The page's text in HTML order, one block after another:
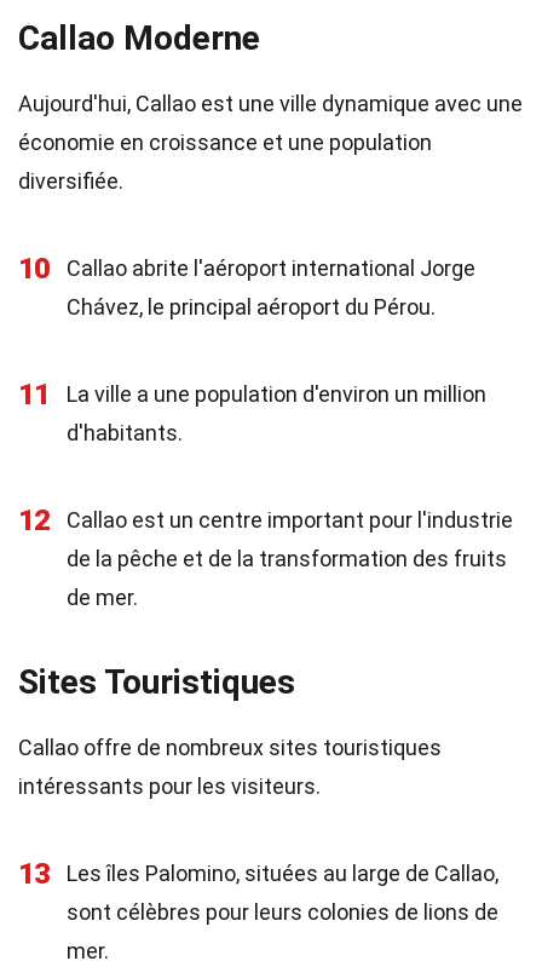
Callao Moderne
Aujourd'hui, Callao est une ville dynamique avec une
économie en croissance et une population
diversifiée.
10
Callao abrite l'aéroport international Jorge
Chávez, le principal aéroport du Pérou.
11
La ville a une population d'environ un million
d'habitants.
12
Callao est un centre important pour l'industrie
de la pêche et de la transformation des fruits
de mer.
Sites Touristiques
Callao offre de nombreux sites touristiques
intéressants pour les visiteurs.
13
Les îles Palomino, situées au large de Callao,
sont célèbres pour leurs colonies de lions de
mer.